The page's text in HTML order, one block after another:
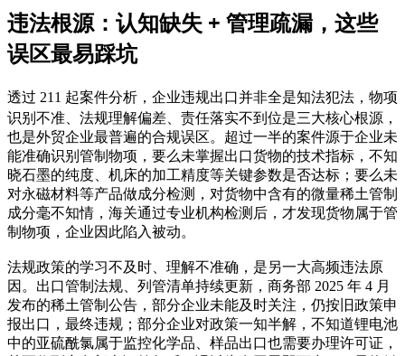
违法根源：认知缺失 + 管理疏漏，这些
误区最易踩坑
透过 211 起案件分析，企业违规出口并非全是知法犯法， 物项
识别不准、法规理解偏差、责任落实不到位是三大核心根源，
也是外贸企业最普遍的合规误区。超过一半的案件源于企业未
能准确识别管制物项，要么未掌握出口货物的技术指标，不知
晓石墨的纯度、机床的加工精度等关键参数是否达标；要么未
对永磁材料等产品做成分检测，对货物中含有的微量稀土管制
成分毫不知情，海关通过专业机构检测后，才发现货物属于管
制物项，企业因此陷入被动。
法规政策的学习不及时、理解不准确 ，是另一大高频违法原
因。出口管制法规、列管清单持续更新，商务部 2025 年 4 月
发布的稀土管制公告，部分企业未能及时关注，仍按旧政策申
报出口，最终违规；部分企业对政策一知半解，不知道锂电池
中的亚硫酰氯属于监控化学品、样品出口也需要办理许可证，